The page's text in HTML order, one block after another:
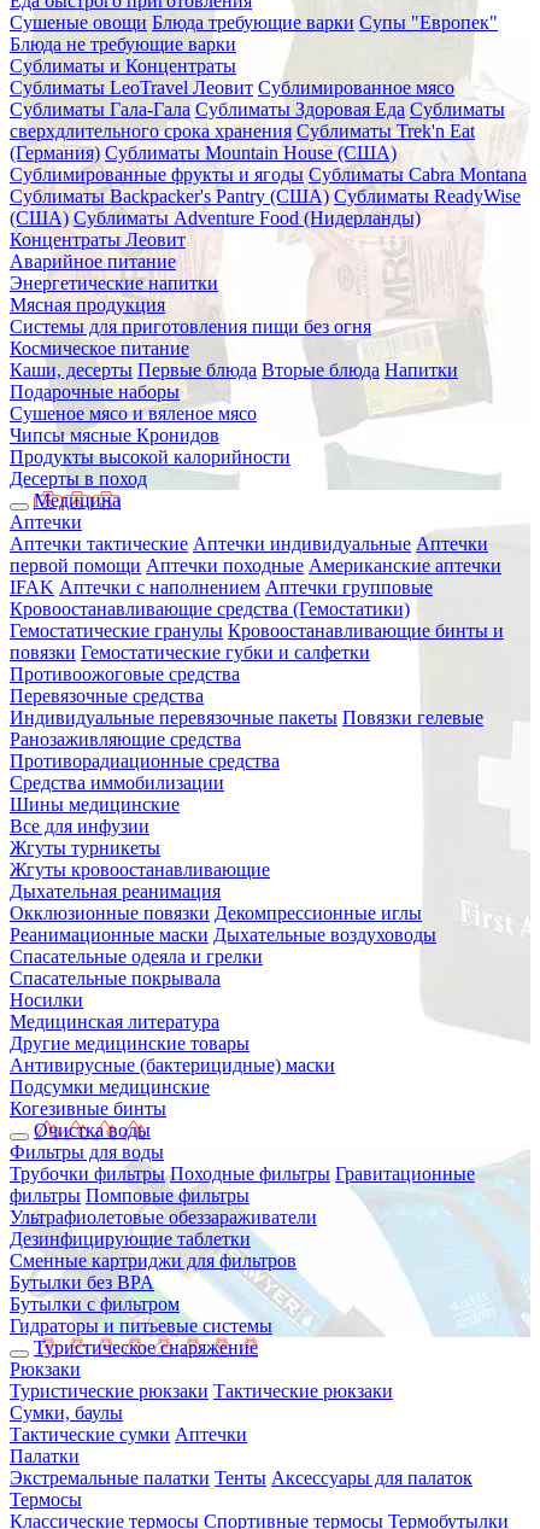
Сушеные овощи Блюда требующие варки Супы "Европек"
Блюда не требующие варки
Сублиматы и Концентраты
Сублиматы LeoTravel Леовит Сублимированное мясо
Сублиматы Гала-Гала Сублиматы Здоровая Еда Сублиматы
сверхдлительного срока хранения Сублиматы Trek'n Eat
(Германия) Сублиматы Mountain House (США)
Сублимированные фрукты и ягоды Сублиматы Cabra Montana
Сублиматы Backpacker's Pantry (США) Сублиматы ReadyWise
(США) Сублиматы Adventure Food (Нидерланды)
Концентраты Леовит
Аварийное питание
Энергетические напитки
Мясная продукция
Системы для приготовления пищи без огня
Космическое питание
Каши, десерты Первые блюда Вторые блюда Напитки
Подарочные наборы
Сушеное мясо и вяленое мясо
Чипсы мясные Кронидов
Продукты высокой калорийности
Десерты в поход
Медицина
Аптечки
Аптечки тактические Аптечки индивидуальные Аптечки
первой помощи Аптечки походные Американские аптечки
IFAK Аптечки с наполнением Аптечки групповые
Кровоостанавливающие средства (Гемостатики)
Гемостатические гранулы Кровоостанавливающие бинты и
повязки Гемостатические губки и салфетки
Противоожоговые средства
Перевязочные средства
Индивидуальные перевязочные пакеты Повязки гелевые
Ранозаживляющие средства
Противорадиационные средства
Средства иммобилизации
Шины медицинские
Все для инфузии
Жгуты турникеты
Жгуты кровоостанавливающие
Дыхательная реанимация
Окклюзионные повязки Декомпрессионные иглы
Реанимационные маски Дыхательные воздуховоды
Спасательные одеяла и грелки
Спасательные покрывала
Носилки
Медицинская литература
Другие медицинские товары
Антивирусные (бактерицидные) маски
Подсумки медицинские
Когезивные бинты
Очистка воды
Фильтры для воды
Трубочки фильтры Походные фильтры Гравитационные
фильтры Помповые фильтры
Ультрафиолетовые обеззараживатели
Дезинфицирующие таблетки
Сменные картриджи для фильтров
Бутылки без BPA
Бутылки с фильтром
Гидраторы и питьевые системы
Туристическое снаряжение
Рюкзаки
Туристические рюкзаки Тактические рюкзаки
Сумки, баулы
Тактические сумки Аптечки
Палатки
Экстремальные палатки Тенты Аксессуары для палаток
Термосы
Классические термосы Спортивные термосы Термобутылки